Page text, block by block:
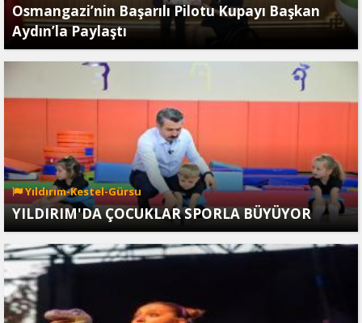
Osmangazi’nin Başarılı Pilotu Kupayı Başkan
Aydın’la Paylaştı
Yıldırım-Kestel-Gürsu
YILDIRIM'DA ÇOCUKLAR SPORLA BÜYÜYOR